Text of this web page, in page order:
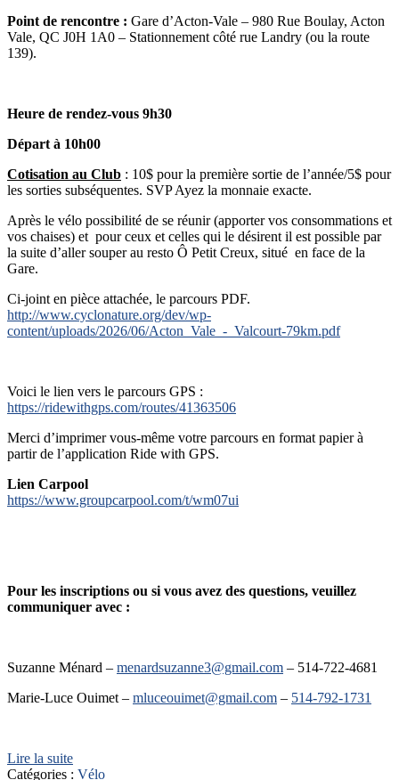
Point de rencontre : Gare d’Acton-Vale – 980 Rue Boulay, Acton
Vale, QC J0H 1A0 – Stationnement côté rue Landry (ou la route
139).
Heure de rendez-vous 9h30
Départ à 10h00
Cotisation au Club : 10$ pour la première sortie de l’année/5$ pour
les sorties subséquentes. SVP Ayez la monnaie exacte.
Après le vélo possibilité de se réunir (apporter vos consommations et
vos chaises) et pour ceux et celles qui le désirent il est possible par
la suite d’aller souper au resto Ô Petit Creux, situé en face de la
Gare.
Ci-joint en pièce attachée, le parcours PDF.
http://www.cyclonature.org/dev/wp-
content/uploads/2026/06/Acton_Vale_-_Valcourt-79km.pdf
Voici le lien vers le parcours GPS :
https://ridewithgps.com/routes/41363506
Merci d’imprimer vous-même votre parcours en format papier à
partir de l’application Ride with GPS.
Lien Carpool
https://www.groupcarpool.com/t/wm07ui
Pour les inscriptions ou si vous avez des questions, veuillez
communiquer avec :
Suzanne Ménard – menardsuzanne3@gmail.com – 514-722-4681
Marie-Luce Ouimet – mluceouimet@gmail.com – 514-792-1731
Lire la suite
Catégories : Vélo